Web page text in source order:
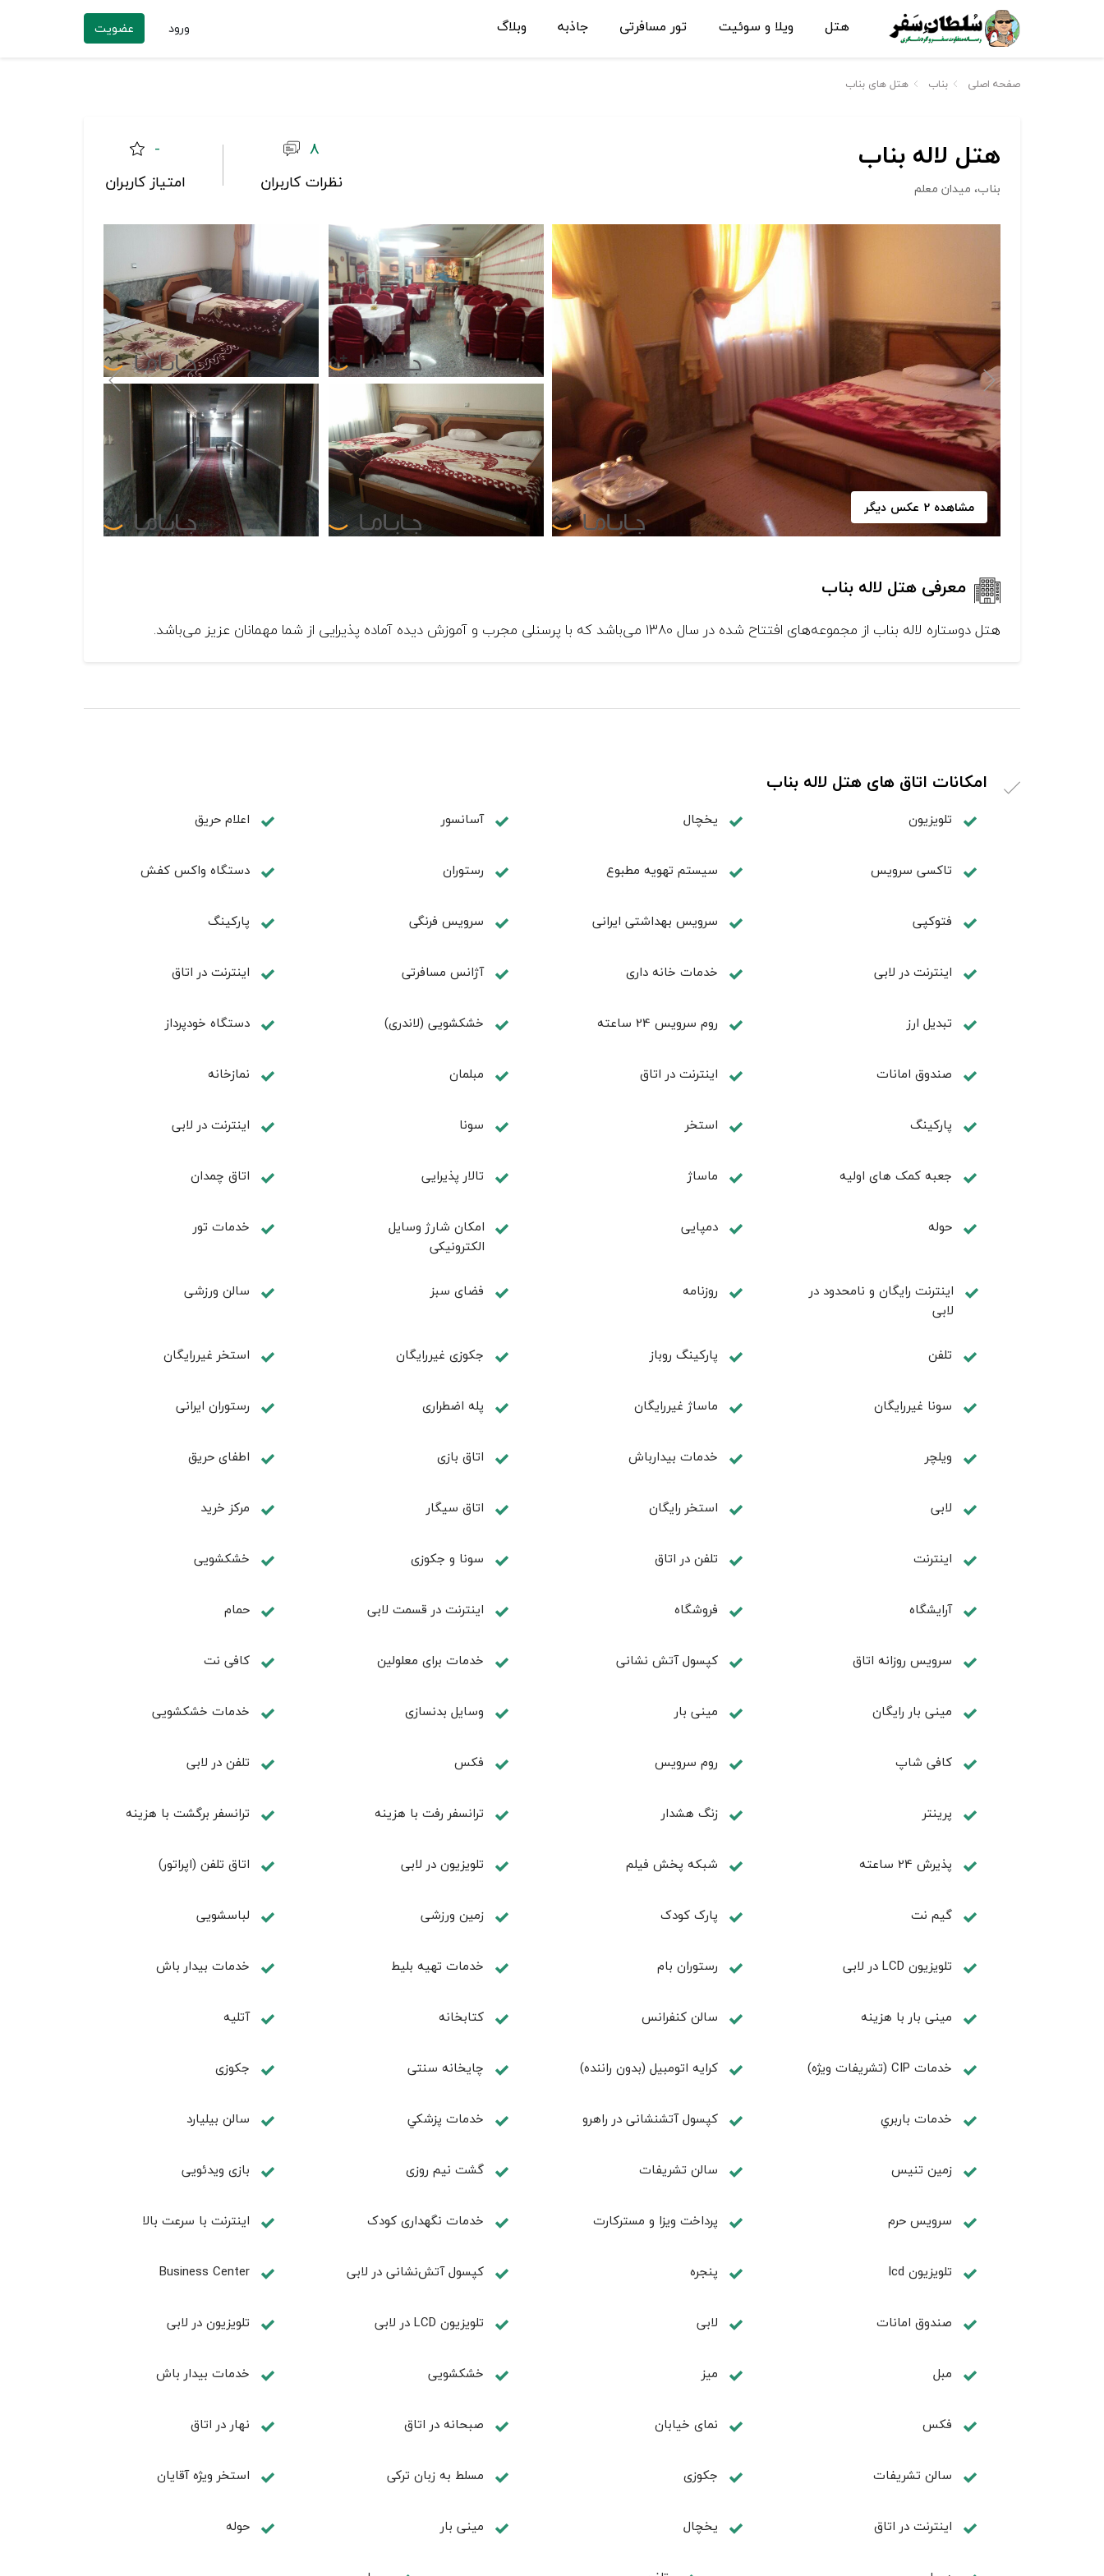
هتل ویلا و سوئیت تور مسافرتی جاذبه وبلاگ ورود عضویت
صفحه اصلی بناب هتل های بناب
هتل لاله بناب
بناب، میدان معلم
-
امتیاز کاربران
8
نظرات کاربران
مشاهده 2 عکس دیگر
معرفی هتل لاله بناب
هتل دوستاره لاله بناب از مجموعه‌های افتتاح شده در سال ۱۳۸۰ می‌باشد که با پرسنلی مجرب و آموزش دیده آماده پذیرایی از شما مهمانان عزیز می‌باشد.
امکانات اتاق های هتل لاله بناب
تلویزیون یخچال آسانسور اعلام حریق
تاکسی سرویس سیستم تهویه مطبوع رستوران دستگاه واکس کفش
فتوکپی سرویس بهداشتی ایرانی سرویس فرنگی پاركينگ
اينترنت در لابی خدمات خانه داری آژانس مسافرتی اينترنت در اتاق
تبديل ارز روم سرويس 24 ساعته خشکشویی (لاندری) دستگاه خودپرداز
صندوق امانات اینترنت در اتاق مبلمان نمازخانه
پارکینگ استخر سونا اینترنت در لابی
جعبه کمک های اولیه ماساژ تالار پذیرایی اتاق چمدان
حوله دمپایی
امکان شارژ وسایل
الکترونیکی
خدمات تور
اینترنت رایگان و نامحدود در
لابی
روزنامه فضای سبز سالن ورزشی
تلفن پارکینگ روباز جکوزی غیررایگان استخر غیررایگان
سونا غیررایگان ماساژ غیررایگان پله اضطراری رستوران ایرانی
ویلچر خدمات بیدارباش اتاق بازی اطفای حریق
لابی استخر رایگان اتاق سیگار مرکز خرید
اینترنت تلفن در اتاق سونا و جکوزی خشکشویی
آرایشگاه فروشگاه اینترنت در قسمت لابی حمام
سرویس روزانه اتاق کپسول آتش نشانی خدمات برای معلولین کافی نت
مینی بار رایگان مینی بار وسایل بدنسازی خدمات خشکشویی
كافی شاپ روم سرويس فكس تلفن در لابی
پرینتر زنگ هشدار ترانسفر رفت با هزینه ترانسفر برگشت با هزینه
پذیرش 24 ساعته شبکه پخش فیلم تلویزیون در لابی اتاق تلفن (اپراتور)
گیم نت پارک کودک زمین ورزشی لباسشویی
تلويزيون LCD در لابی رستوران بام خدمات تهيه بليط خدمات بیدار باش
مینی بار با هزینه سالن كنفرانس كتابخانه آتلیه
خدمات CIP (تشریفات ویژه) کرایه اتومبیل (بدون راننده) چايخانه سنتی جكوزی
خدمات باربري کپسول آتشنشانی در راهرو خدمات پزشكي سالن بيليارد
زمين تنيس سالن تشريفات گشت نیم روزی بازی ویدئویی
سرویس حرم پرداخت ویزا و مسترکارت خدمات نگهداری کودک اینترنت با سرعت بالا
تلویزیون lcd پنجره کپسول آتش‌نشانی در لابی Business Center
صندوق امانات لابی تلويزيون LCD در لابی تلويزيون در لابی
مبل ميز خشکشویی خدمات بيدار باش
فكس نمای خیابان صبحانه در اتاق نهار در اتاق
سالن تشريفات جكوزی مسلط به زبان ترکی استخر ویژه آقایان
اینترنت در اتاق یخچال مینی بار حوله